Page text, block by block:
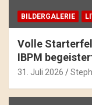
BILDERGALERIE
Volle
IBPM
31. Juli 2026